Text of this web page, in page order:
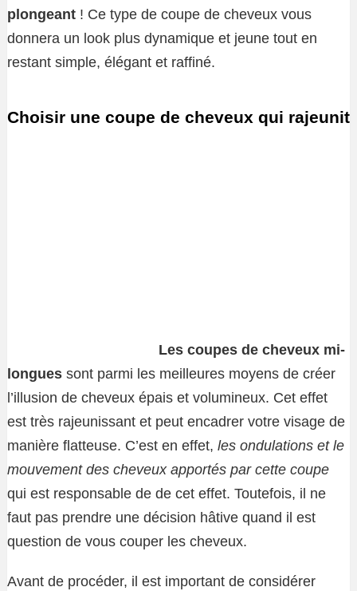
plongeant ! Ce type de coupe de cheveux vous
donnera un look plus dynamique et jeune tout en
restant simple, élégant et raffiné.
Choisir une coupe de cheveux qui rajeunit
Les coupes de cheveux mi-
longues sont parmi les meilleures moyens de créer
l’illusion de cheveux épais et volumineux. Cet effet
est très rajeunissant et peut encadrer votre visage de
manière flatteuse. C’est en effet, les ondulations et le
mouvement des cheveux apportés par cette coupe
qui est responsable de de cet effet. Toutefois, il ne
faut pas prendre une décision hâtive quand il est
question de vous couper les cheveux.
Avant de procéder, il est important de considérer